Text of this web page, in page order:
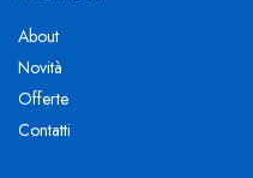
About
Novità
Offerte
Contatti